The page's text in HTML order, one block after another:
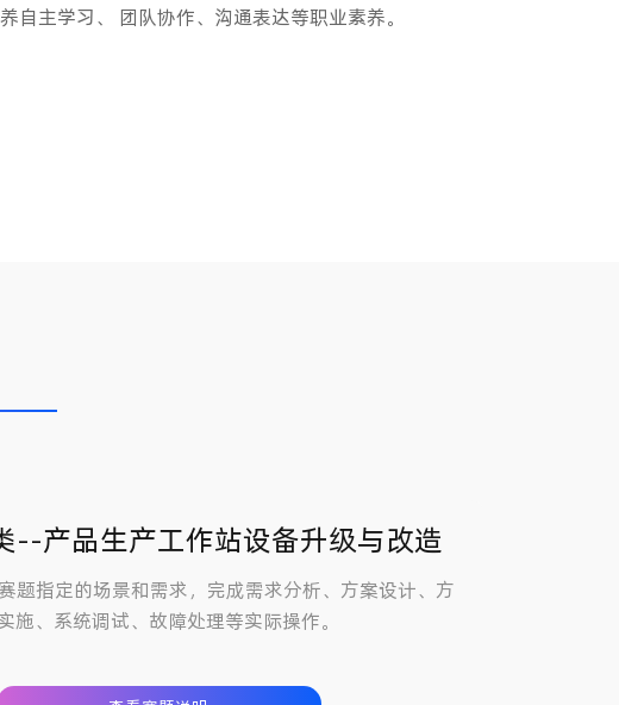
主学习、 团队协作、沟通表达等职业素养。
--产品生产工作站设备升级与改造
题指定的场景和需求，完成需求分析、方案设计、方
施、系统调试、故障处理等实际操作。